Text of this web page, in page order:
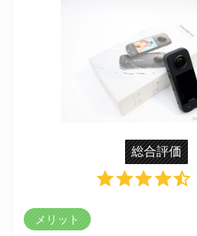
総合評価
メリット